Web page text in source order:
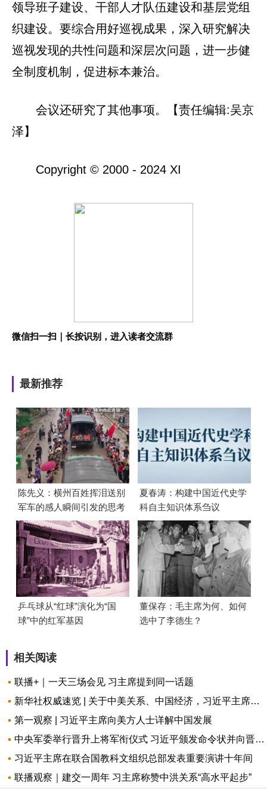
领导班子建设、干部人才队伍建设和基层党组
织建设。要综合用好巡视成果，深入研究解决
巡视发现的共性问题和深层次问题，进一步健
全制度机制，促进标本兼治。
会议还研究了其他事项。【责任编辑:吴京
泽】
Copyright © 2000 - 2024 XI
微信扫一扫｜长按识别，进入读者交流群
最新推荐
陈先义：横州百姓挥泪送别
军车的感人瞬间引发的思考
夏春涛：构建中国近代史学
科自主知识体系刍议
乒乓球从“红球”演化为“国
球”中的红军基因
董保存：毛主席为何、如何
选中了李德生？
相关阅读
联播+｜一天三场会见 习主席提到同一话题
新华社权威速览 | 关于中美关系、中国经济，习近平主席最新论述
第一观察 | 习近平主席向美方人士详解中国发展
中央军委举行晋升上将军衔仪式 习近平颁发命令状并向晋衔的军官表示祝贺
习近平主席在联合国教科文组织总部发表重要演讲十年间
联播观察｜建交一周年 习主席称赞中洪关系“高水平起步”